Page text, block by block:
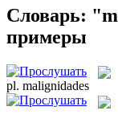
Словарь:
примеры
pl. malignidades